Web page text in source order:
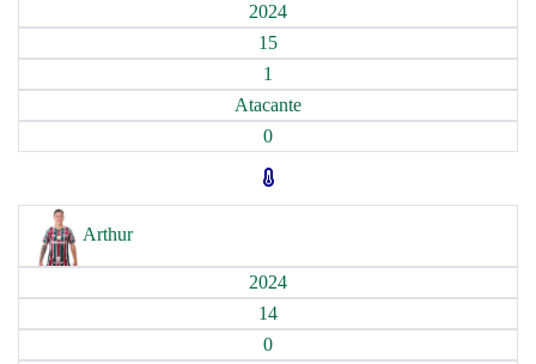
2024
15
1
Atacante
0
Arthur
2024
14
0